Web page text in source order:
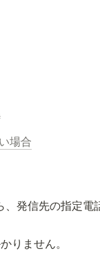
場合
発信先の指定
りません。